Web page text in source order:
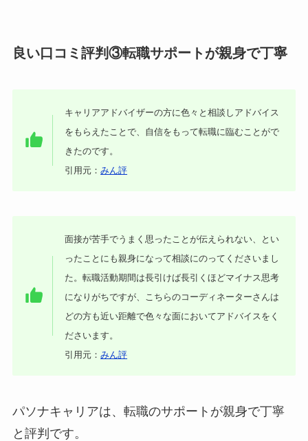
良い口コミ評判③転職サポートが親身で丁寧
キャリアアドバイザーの方に色々と相談しアドバイス
をもらえたことで、自信をもって転職に臨むことがで
きたのです。
引用元：みん評
面接が苦手でうまく思ったことが伝えられない、とい
ったことにも親身になって相談にのってくださいまし
た。転職活動期間は長引けば長引くほどマイナス思考
になりがちですが、こちらのコーディネーターさんは
どの方も近い距離で色々な面においてアドバイスをく
ださいます。
引用元：みん評
パソナキャリアは、転職のサポートが親身で丁寧
と評判です。